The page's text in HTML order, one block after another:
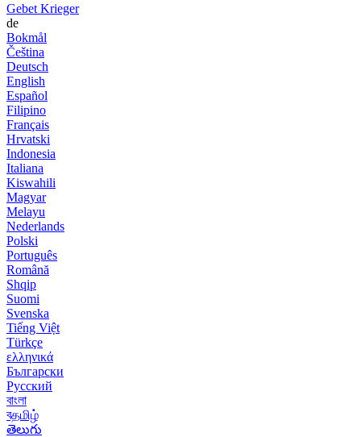
Gebet Krieger
de
Bokmål
Čeština
Deutsch
English
Español
Filipino
Français
Hrvatski
Indonesia
Italiana
Kiswahili
Magyar
Melayu
Nederlands
Polski
Português
Română
Shqip
Suomi
Svenska
Tiếng Việt
Türkçe
ελληνικά
Български
Русский
বাংলা
বதமிழ்
తెలుగు